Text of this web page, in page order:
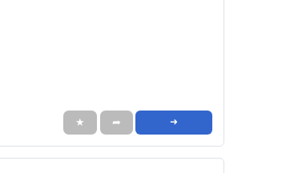
★ ➦ ➜